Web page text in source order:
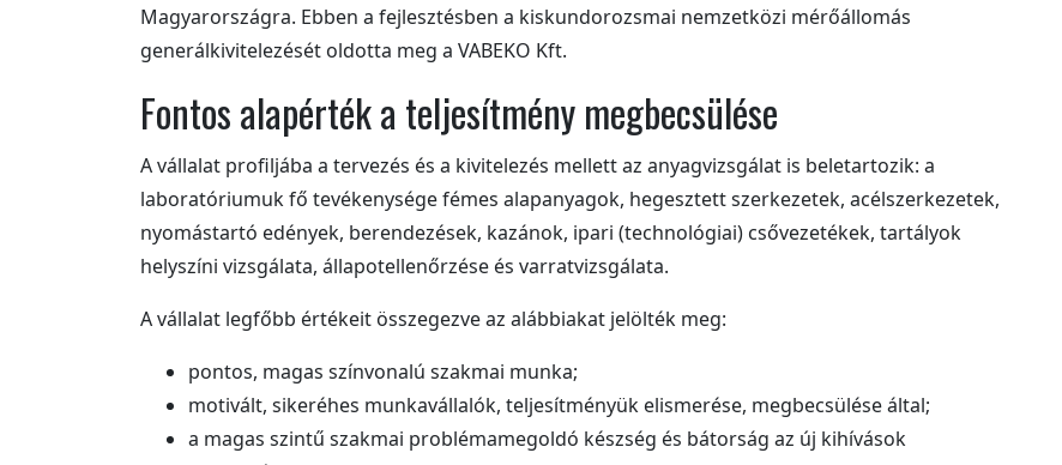
Magyarországra. Ebben a fejlesztésben a kiskundorozsmai nemzetközi mérőállomás
generálkivitelezését oldotta meg a VABEKO Kft.
Fontos alapérték a teljesítmény megbecsülése
A vállalat profiljába a tervezés és a kivitelezés mellett az anyagvizsgálat is beletartozik: a
laboratóriumuk fő tevékenysége fémes alapanyagok, hegesztett szerkezetek, acélszerkezetek,
nyomástartó edények, berendezések, kazánok, ipari (technológiai) csővezetékek, tartályok
helyszíni vizsgálata, állapotellenőrzése és varratvizsgálata.
A vállalat legfőbb értékeit összegezve az alábbiakat jelölték meg:
pontos, magas színvonalú szakmai munka;
motivált, sikeréhes munkavállalók, teljesítményük elismerése, megbecsülése által;
a magas szintű szakmai problémamegoldó készség és bátorság az új kihívások